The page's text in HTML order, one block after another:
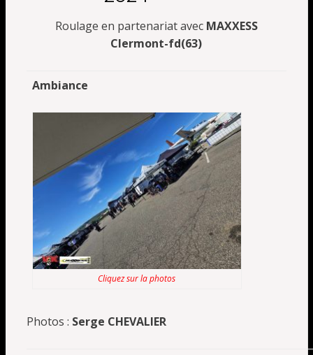
Roulage en partenariat avec MAXXESS
Clermont-fd(63)
Ambiance
Cliquez sur la photos
Photos : Serge CHEVALIER